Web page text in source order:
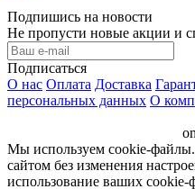
Подпишись на новости
Не пропусти новые акции и
Подписаться
О нас Оплата Доставка
персональных данных О
Мы используем cookie-файлы.
сайтом без изменения
использование ваших cookie-